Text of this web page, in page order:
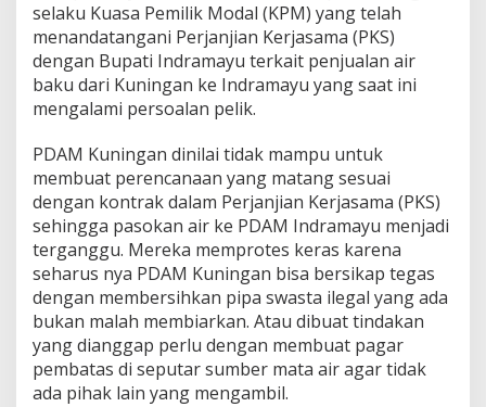
selaku Kuasa Pemilik Modal (KPM) yang telah
menandatangani Perjanjian Kerjasama (PKS)
dengan Bupati Indramayu terkait penjualan air
baku dari Kuningan ke Indramayu yang saat ini
mengalami persoalan pelik.
PDAM Kuningan dinilai tidak mampu untuk
membuat perencanaan yang matang sesuai
dengan kontrak dalam Perjanjian Kerjasama (PKS)
sehingga pasokan air ke PDAM Indramayu menjadi
terganggu. Mereka memprotes keras karena
seharus nya PDAM Kuningan bisa bersikap tegas
dengan membersihkan pipa swasta ilegal yang ada
bukan malah membiarkan. Atau dibuat tindakan
yang dianggap perlu dengan membuat pagar
pembatas di seputar sumber mata air agar tidak
ada pihak lain yang mengambil.